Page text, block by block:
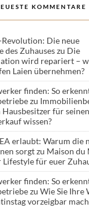
KOMMENTARE
Die neue
des Zuhauseszu Die
wird repariert –
Laien übernehmen?
finden: So
zu
Hausbesitzer für seinen
wissen?
erlaubt: Warum die
sorgtzu Maison du
Lifestyle für euer
finden: So
zu Wie Sie Ihre
vorzeigbar